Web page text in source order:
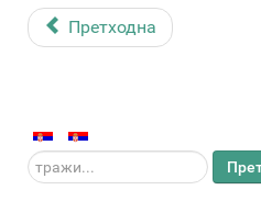
Претходна
тражи...